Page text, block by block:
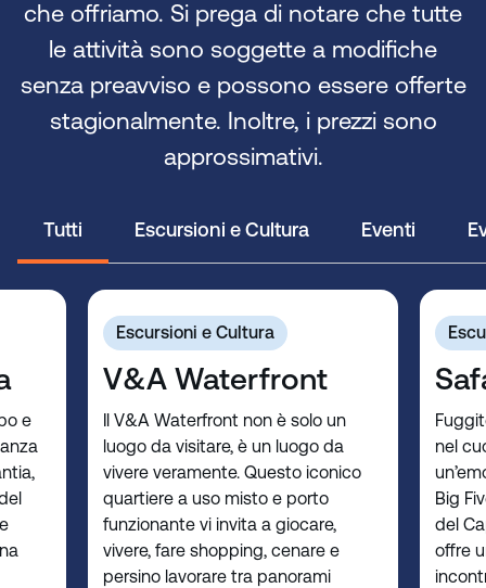
che offriamo. Si prega di notare che tutte
le attività sono soggette a modifiche
senza preavviso e possono essere offerte
stagionalmente. Inoltre, i prezzi sono
approssimativi.
Tutti Escursioni e Cultura Eventi
e
Escursioni e Cultura
V&A Waterfront
Il V&A Waterfront non è solo un
luogo da visitare, è un luogo da
vivere veramente. Questo iconico
quartiere a uso misto e porto
funzionante vi invita a giocare,
vivere, fare shopping, cenare e
persino lavorare tra panorami
nel
Big
del
offre